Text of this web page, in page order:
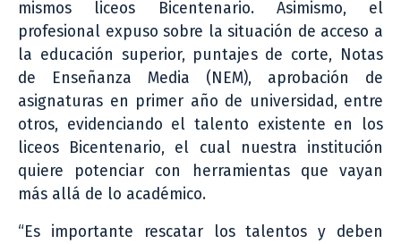
mismos liceos Bicentenario. Asimismo, el
profesional expuso sobre la situación de acceso a
la educación superior, puntajes de corte, Notas
de Enseñanza Media (NEM), aprobación de
asignaturas en primer año de universidad, entre
otros, evidenciando el talento existente en los
liceos Bicentenario, el cual nuestra institución
quiere potenciar con herramientas que vayan
más allá de lo académico.
“Es importante rescatar los talentos y deben